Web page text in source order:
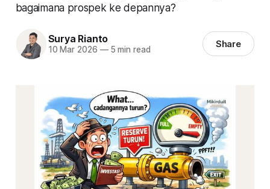
bagaimana prospek ke depannya?
Surya Rianto
10 Mar 2026 —5 min read Share